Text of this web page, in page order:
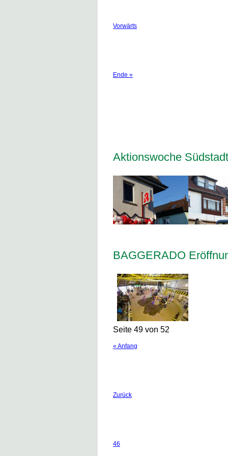
Vorwärts
Ende »
Aktionswoche
BAGGERADO
Seite 49 von 52
« Anfang
Zurück
46